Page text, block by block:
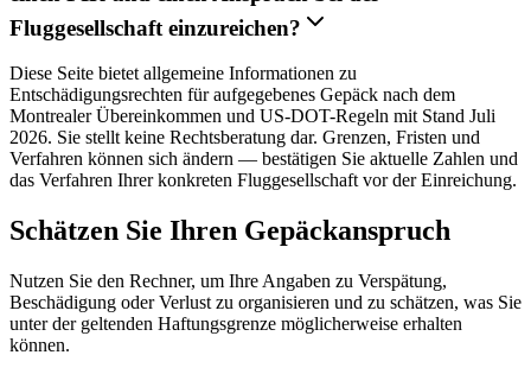
Fluggesellschaft einzureichen?
Diese Seite bietet allgemeine Informationen zu
Entschädigungsrechten für aufgegebenes Gepäck nach dem
Montrealer Übereinkommen und US-DOT-Regeln mit Stand Juli
2026. Sie stellt keine Rechtsberatung dar. Grenzen, Fristen und
Verfahren können sich ändern — bestätigen Sie aktuelle Zahlen und
das Verfahren Ihrer konkreten Fluggesellschaft vor der Einreichung.
Schätzen Sie Ihren Gepäckanspruch
Nutzen Sie den Rechner, um Ihre Angaben zu Verspätung,
Beschädigung oder Verlust zu organisieren und zu schätzen, was Sie
unter der geltenden Haftungsgrenze möglicherweise erhalten
können.